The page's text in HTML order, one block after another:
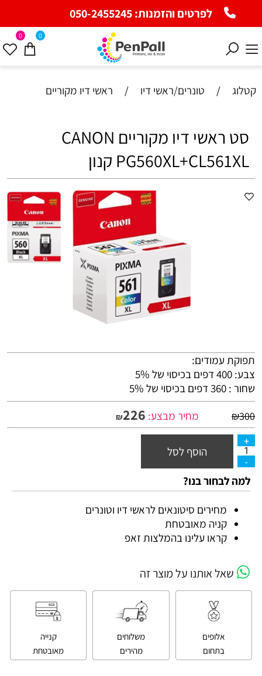
לפרטים והזמנות:050-2455245
0 0
קטלוג / טונרים/ראשי דיו / ראשי דיו מקוריים
סט ראשי דיו מקוריים CANON
PG560XL+CL561XL קנון
תפוקת עמודים:
צבע: 400 דפים בכיסוי של 5%
שחור : 360 דפים בכיסוי של 5%
₪300 מחיר מבצע: ₪226
הוסף לסל
למה לבחור בנו?
מחירים סיטונאים לראשי דיו וטונרים
קניה מאובטחת
קראו עלינו בהמלצות זאפ
שאל אותנו על מוצר זה
אלופים
בתחום
משלוחים
מהירים
קנייה
מאובטחת